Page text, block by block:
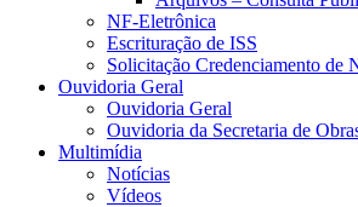
NF-Eletrônica
Escrituração de ISS
Solicitação Credenciamento de
Ouvidoria Geral
Ouvidoria Geral
Ouvidoria da Secretaria de
Multimídia
Notícias
Vídeos